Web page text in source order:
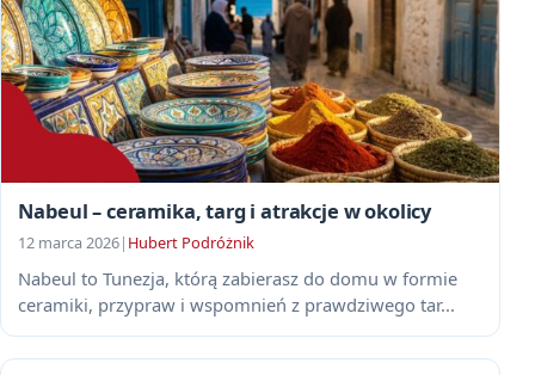
Nabeul – ceramika, targ i atrakcje w okolicy
12 marca 2026| Hubert Podróżnik
Nabeul to Tunezja, którą zabierasz do domu w formie
ceramiki, przypraw i wspomnień z prawdziwego tar...